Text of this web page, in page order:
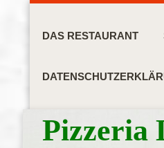
DAS RESTAURANT
Pizzeria